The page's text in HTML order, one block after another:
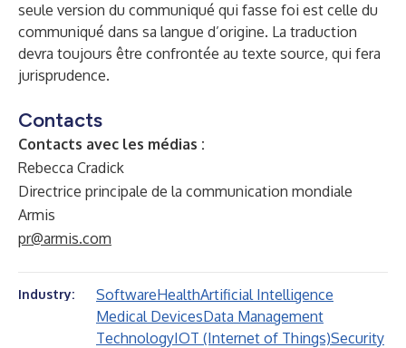
seule version du communiqué qui fasse foi est celle du
communiqué dans sa langue d’origine. La traduction
devra toujours être confrontée au texte source, qui fera
jurisprudence.
Contacts
Contacts avec les médias :
Rebecca Cradick
Directrice principale de la communication mondiale
Armis
pr@armis.com
Industry: SoftwareHealthArtificial Intelligence
Medical DevicesData Management
TechnologyIOT (Internet of Things)Security